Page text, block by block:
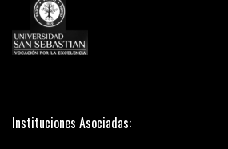
Instituciones Asociadas: